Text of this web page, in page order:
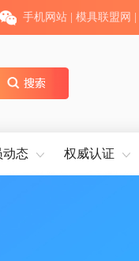
手机网站 模具联盟网
动态 权威认证